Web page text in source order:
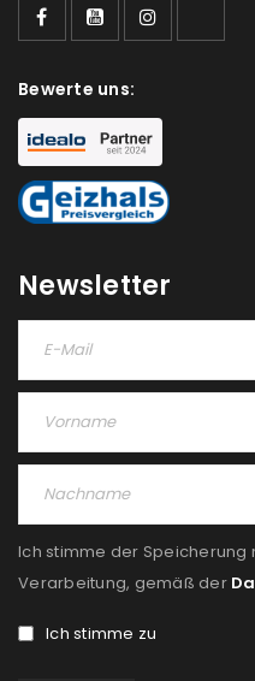
Bewerte uns:
Newsletter
Ich stimme der Speicherung
Verarbeitung, gemäß der
Ich stimme zu